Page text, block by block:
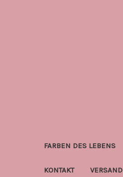
FARBEN DES LEBENS
KONTAKT VERSAND